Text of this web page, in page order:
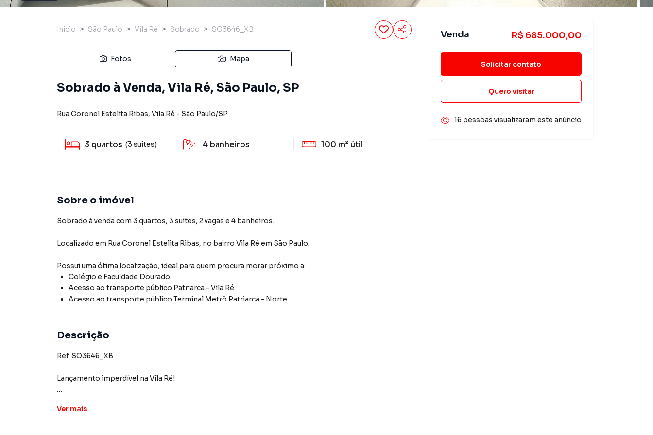
Início São Paulo Vila Ré Sobrado SO3646_XB
Fotos Mapa
Sobrado à Venda, Vila Ré, São Paulo, SP
Rua Coronel Estelita Ribas, Vila Ré - São Paulo/SP
3 quartos (3 suítes) 4 banheiros 100 m² útil
Sobre o imóvel
Sobrado à venda com 3 quartos, 3 suites, 2 vagas e 4 banheiros.
Localizado em Rua Coronel Estelita Ribas, no bairro Vila Ré em São Paulo.
Possui uma ótima localização, ideal para quem procura morar próximo a:
Colégio e Faculdade Dourado
Acesso ao transporte público Patriarca - Vila Ré
Acesso ao transporte público Terminal Metrô Patriarca - Norte
Descrição
Ref. SO3646_XB
Lançamento imperdível na Vila Ré!
Ver mais
Venda R$ 685.000,00
Solicitar contato
Quero visitar
16 pessoas visualizaram este anúncio